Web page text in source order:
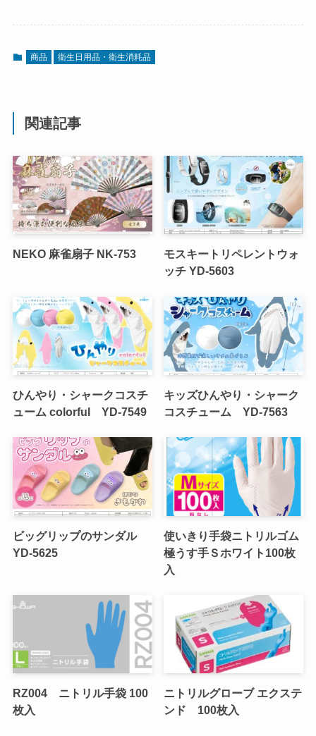
商品 衛生日用品・衛生消耗品
関連記事
NEKO 麻雀扇子 NK-753
モスキートリペレントウォ
ッチ YD-5603
ひんやり・シャークコスチ
ューム colorful YD-7549
キッズひんやり・シャーク
コスチューム YD-7563
ビッグリップのサンダル
YD-5625
使いきり手袋ニトリルゴム
極うす手Ｓホワイト100枚
入
RZ004 ニトリル手袋 100
枚入
ニトリルグローブ エクステ
ンド 100枚入